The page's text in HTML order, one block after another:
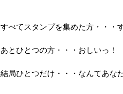
すべてスタンプを集めた方・・・
あとひとつの方・・・おしいっ
結局ひとつだけ・・・なんてあ